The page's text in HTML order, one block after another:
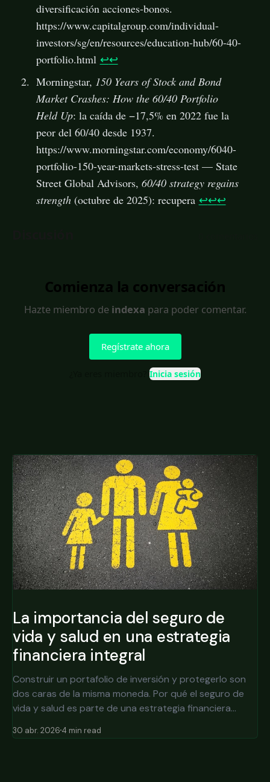
diversificación acciones-bonos.
https://www.capitalgroup.com/individual-
investors/sg/en/resources/education-hub/60-40-
portfolio.html ↩↩
Morningstar, 150 Years of Stock and Bond
Market Crashes: How the 60/40 Portfolio
Held Up: la caída de −17,5% en 2022 fue la
peor del 60/40 desde 1937.
https://www.morningstar.com/economy/6040-
portfolio-150-year-markets-stress-test — State
Street Global Advisors, 60/40 strategy regains
strength(octubre de 2025): recupera ↩↩↩
La importancia del seguro de
vida y salud en una estrategia
financiera integral
Construir un portafolio de inversión y protegerlo son
dos caras de la misma moneda. Por qué el seguro de
vida y salud es parte de una estrategia financiera
30 abr. 2026 4 min read